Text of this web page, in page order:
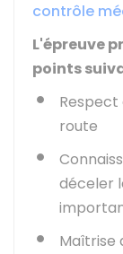
contrôle
L'épreuve
points
Respect
route
déceler
Maîtrise